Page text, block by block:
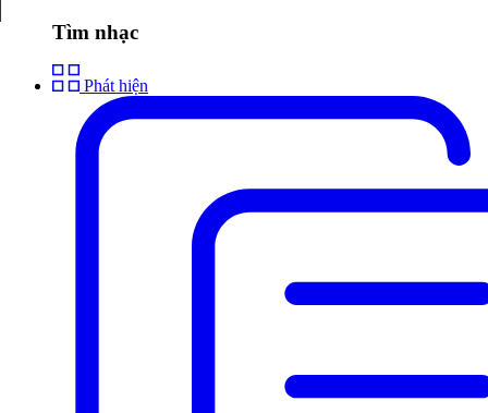
Tìm nhạc
Phát hiện